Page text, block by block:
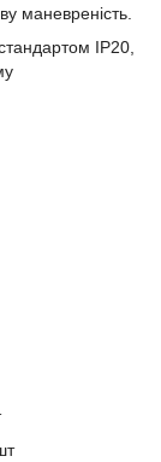
маневреність.
IP20,